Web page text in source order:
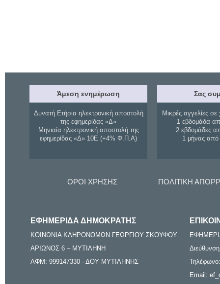
Άμεση ενημέρωση
Δυνατή Ετήσια ηλεκτρονική αποστολή
της εφημερίδας «Δ»
Μηνιαία ηλεκτρονική αποστολή της
εφημερίδας «Δ» 10Ε (+4% Φ.Π.Α)
Σας
Μικρές αγγελίες σε
1 εβδομάδα
2 εβδομάδες
1 μήνας
ΟΡΟΙ ΧΡΗΣΗΣ ΠΟΛΙΤΙΚΗ
ΕΦΗΜΕΡΙΔΑ ΔΗΜΟΚΡΑΤΗΣ
ΚΟΙΝΩΝΙΑ ΚΛΗΡΟΝΟΜΩΝ ΓΕΩΡΓΙΟΥ ΣΚΟΥΦΟΥ
ΑΡΙΩΝΟΣ 6 – ΜΥΤΙΛΗΝΗ
ΑΦΜ: 999147330 - ΔΟΥ ΜΥΤΙΛΗΝΗΣ
Email: